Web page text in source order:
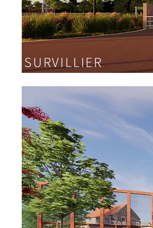
SURVILLIER